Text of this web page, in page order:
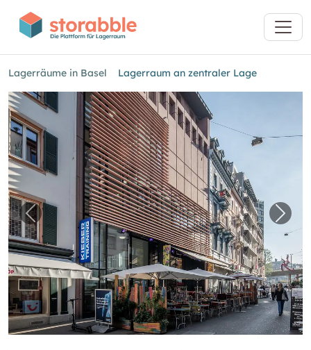
Lagerräume in Basel Lagerraum an zentraler Lage
Vorheriges Bild für "Lagerraum an zentraler